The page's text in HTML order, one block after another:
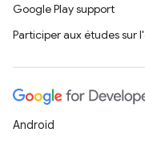
Google Play support
Participer aux études sur
Android